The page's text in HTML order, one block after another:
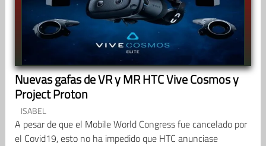
Nuevas gafas de VR y MR HTC Vive Cosmos y
Project Proton
ISABEL
A pesar de que el Mobile World Congress fue cancelado por
el Covid19, esto no ha impedido que HTC anunciase